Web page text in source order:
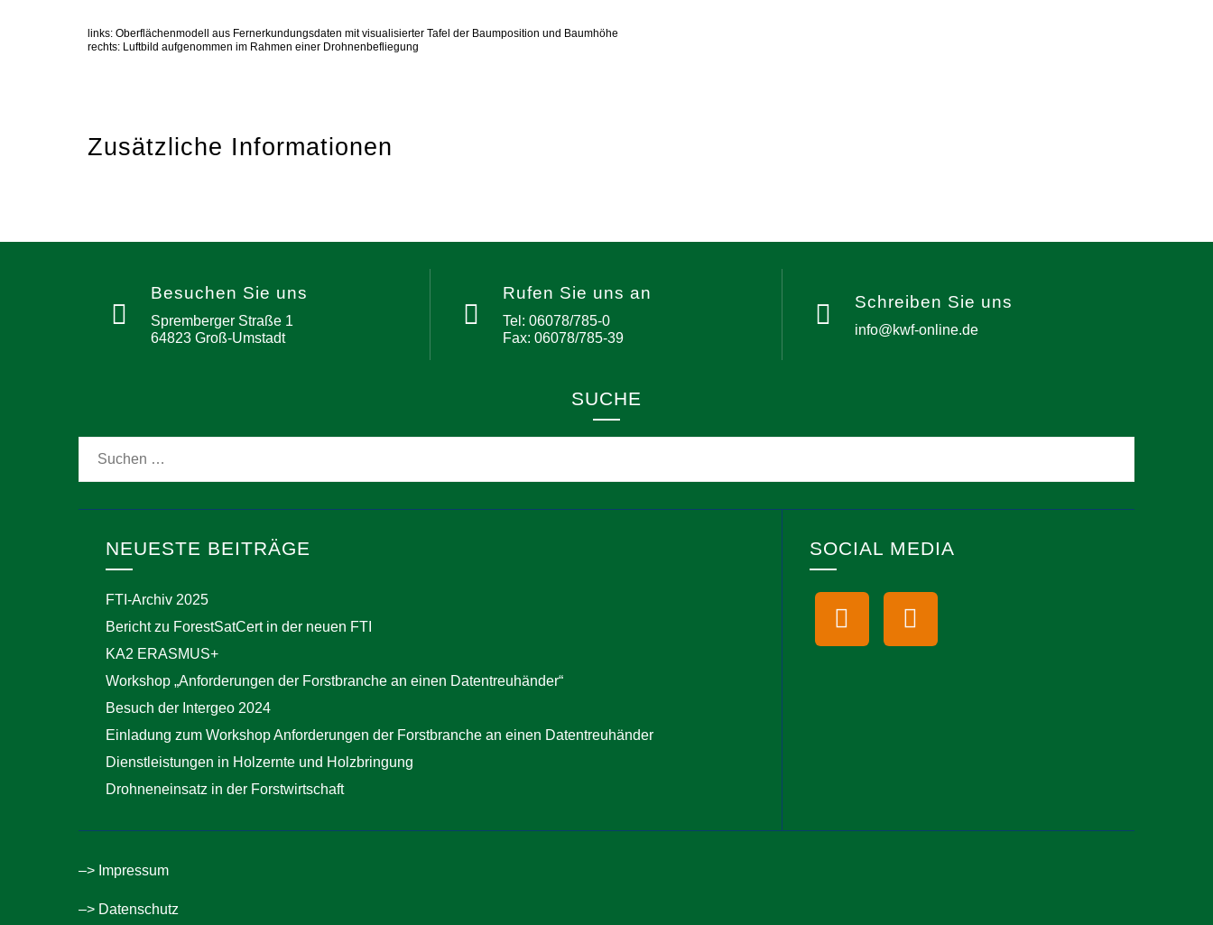
links: Oberflächenmodell aus Fernerkundungsdaten mit visualisierter Tafel der Baumposition und Baumhöhe
rechts: Luftbild aufgenommen im Rahmen einer Drohnenbefliegung
Zusätzliche Informationen
Besuchen Sie uns
Spremberger Straße 1
64823 Groß-Umstadt
Rufen Sie uns an
Tel: 06078/785-0
Fax: 06078/785-39
Schreiben Sie uns
info@kwf-online.de
SUCHE
NEUESTE BEITRÄGE
FTI-Archiv 2025
Bericht zu ForestSatCert in der neuen FTI
KA2 ERASMUS+
Workshop „Anforderungen der Forstbranche an einen Datentreuhänder“
Besuch der Intergeo 2024
Einladung zum Workshop Anforderungen der Forstbranche an einen Datentreuhänder
Dienstleistungen in Holzernte und Holzbringung
Drohneneinsatz in der Forstwirtschaft
SOCIAL MEDIA
–> Impressum
–> Datenschutz